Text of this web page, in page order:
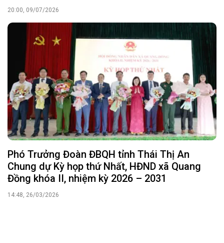
20:00, 09/07/2026
Phó Trưởng Đoàn ĐBQH tỉnh Thái Thị An
Chung dự Kỳ họp thứ Nhất, HĐND xã Quang
Đồng khóa II, nhiệm kỳ 2026 – 2031
14:48, 26/03/2026